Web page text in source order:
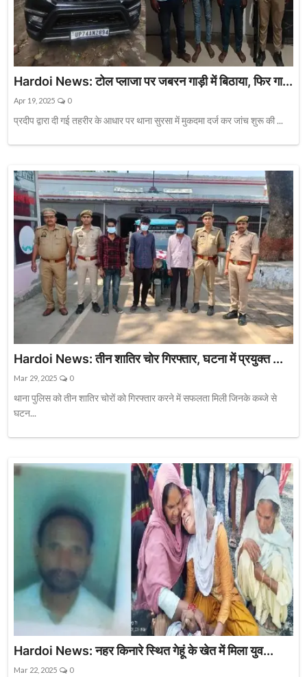
Hardoi News: टोल प्लाजा पर जबरन गाड़ी में बिठाया, फिर गा...
Apr 19, 2025 0
प्रदीप द्वारा दी गई तहरीर के आधार पर थाना सुरसा में मुकदमा दर्ज कर जांच शुरू की ...
Hardoi News: तीन शातिर चोर गिरफ्तार, घटना में प्रयुक्त ...
Mar 29, 2025 0
थाना पुलिस को तीन शातिर चोरों को गिरफ्तार करने में सफलता मिली जिनके कब्जे से
घटन...
Hardoi News: नहर किनारे स्थित गेहूं के खेत में मिला युव...
Mar 22, 2025 0